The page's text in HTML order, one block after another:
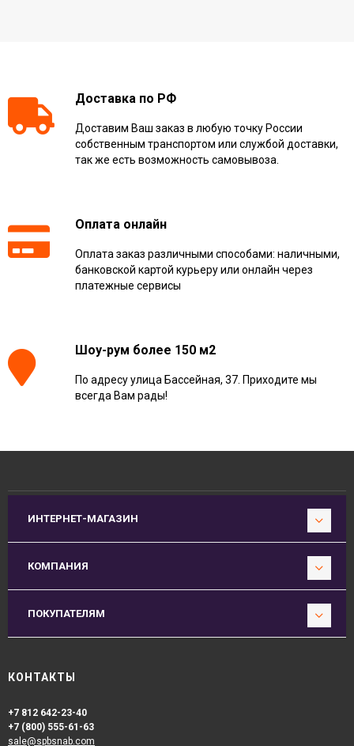
Доставка по РФ
Доставим Ваш заказ в любую точку России
собственным транспортом или службой доставки,
так же есть возможность самовывоза.
Оплата онлайн
Оплата заказ различными способами: наличными,
банковской картой курьеру или онлайн через
платежные сервисы
Шоу-рум более 150 м2
По адресу улица Бассейная, 37. Приходите мы
всегда Вам рады!
ИНТЕРНЕТ-МАГАЗИН
КОМПАНИЯ
ПОКУПАТЕЛЯМ
КОНТАКТЫ
+7 812 642-23-40
+7 (800) 555-61-63
sale@spbsnab.com